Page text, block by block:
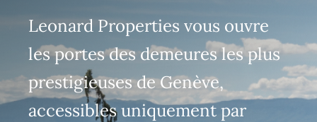
Leonard Properties vous ouvre
les portes des demeures les plus
prestigieuses de Genève,
accessibles uniquement par